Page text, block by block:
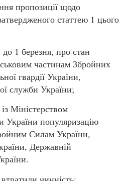
пропозиції щодо
статтею 1 цього
1 березня, про стан
частинам Збройних
гвардії України,
служби України;
Міністерством
України популяризацію
Силам України,
Державній